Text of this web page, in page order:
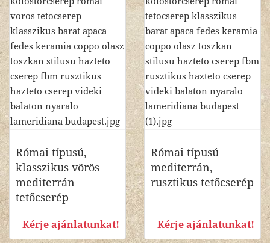
Római típusú,
klasszikus vörös
mediterrán
tetőcserép
Kérje ajánlatunkat!
Római típusú
mediterrán,
rusztikus tetőcserép
Kérje ajánlatunkat!